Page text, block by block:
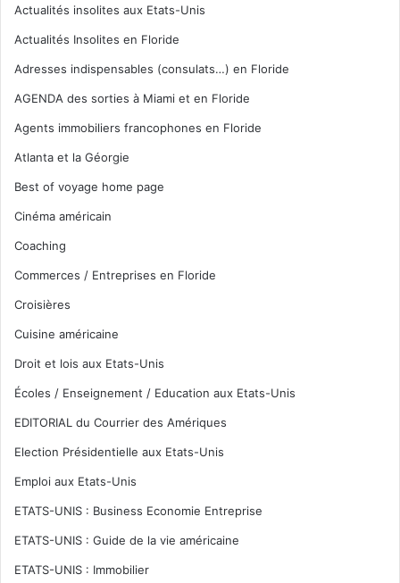
Actualités insolites aux Etats-Unis
Actualités Insolites en Floride
Adresses indispensables (consulats…) en Floride
AGENDA des sorties à Miami et en Floride
Agents immobiliers francophones en Floride
Atlanta et la Géorgie
Best of voyage home page
Cinéma américain
Coaching
Commerces / Entreprises en Floride
Croisières
Cuisine américaine
Droit et lois aux Etats-Unis
Écoles / Enseignement / Education aux Etats-Unis
EDITORIAL du Courrier des Amériques
Election Présidentielle aux Etats-Unis
Emploi aux Etats-Unis
ETATS-UNIS : Business Economie Entreprise
ETATS-UNIS : Guide de la vie américaine
ETATS-UNIS : Immobilier